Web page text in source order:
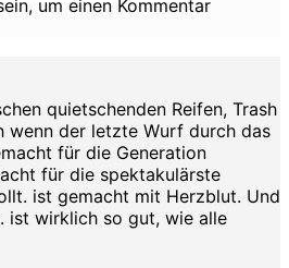
um einen Kommentar
quietschenden Reifen, Trash
wenn der letzte Wurf durch das
für die Generation
für die spektakulärste
ist gemacht mit Herzblut. Und
ist wirklich so gut, wie alle